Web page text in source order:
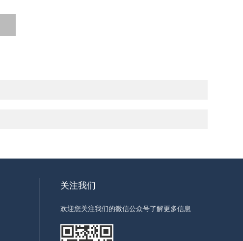
关注我们
欢迎您关注我们的微信公众号了解更多信息